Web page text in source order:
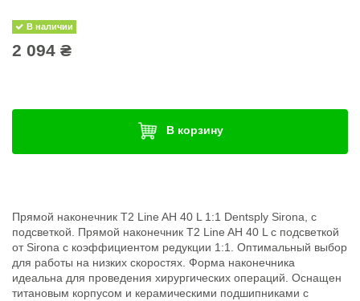
В наличии
2 094 ₴
В корзину
Прямой наконечник T2 Line AH 40 L 1:1 Dentsply Sirona, с
подсветкой. Прямой наконечник T2 Line AH 40 L с подсветкой
от Sirona с коэффициентом редукции 1:1. Оптимальный выбор
для работы на низких скоростях. Форма наконечника
идеальна для проведения хирургических операций. Оснащен
титановым корпусом и керамическими подшипниками с